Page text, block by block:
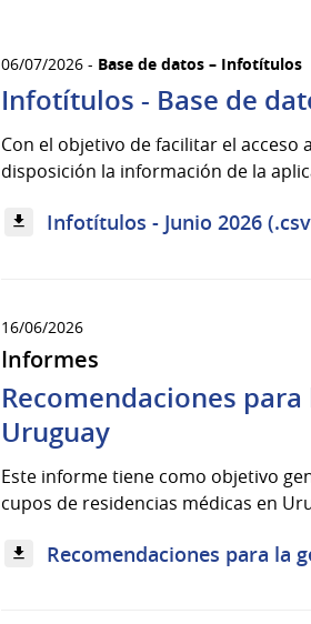
06/07/2026 - Base de datos – Infotítulos
Infotítulos - Base de
Con el objetivo de facilitar el acceso
disposición la información de la
Infotítulos - Junio 2026
16/06/2026
Informes
Recomendaciones
Uruguay
Este informe tiene como objetivo
cupos de residencias médicas en
Recomendaciones para la